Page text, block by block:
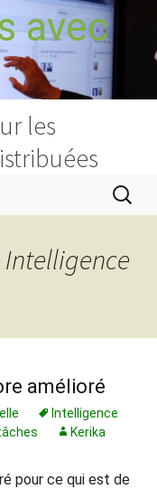
avec
les
amélioré
Intelligence
Kerika
pour ce qui est de